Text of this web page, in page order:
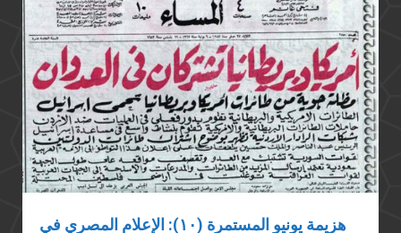
مقابلات في الإعلام
Languages
هزيمة يونيو المستمرة (١٠): الإعلام المصري في